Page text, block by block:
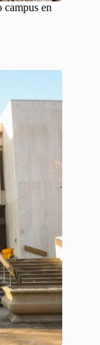
en